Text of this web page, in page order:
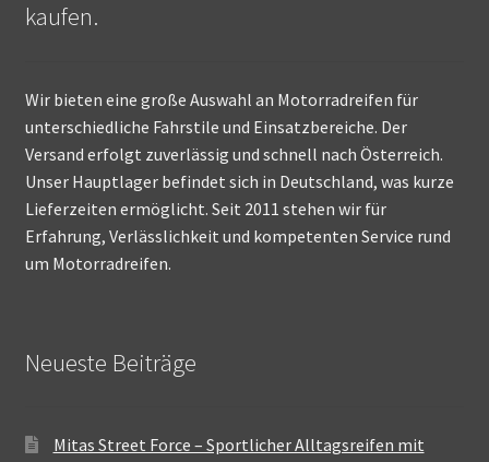
kaufen.
Wir bieten eine große Auswahl an Motorradreifen für
unterschiedliche Fahrstile und Einsatzbereiche. Der
Versand erfolgt zuverlässig und schnell nach Österreich.
Unser Hauptlager befindet sich in Deutschland, was kurze
Lieferzeiten ermöglicht. Seit 2011 stehen wir für
Erfahrung, Verlässlichkeit und kompetenten Service rund
um Motorradreifen.
Neueste Beiträge
Mitas Street Force – Sportlicher Alltagsreifen mit